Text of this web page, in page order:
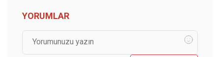
YORUMLAR